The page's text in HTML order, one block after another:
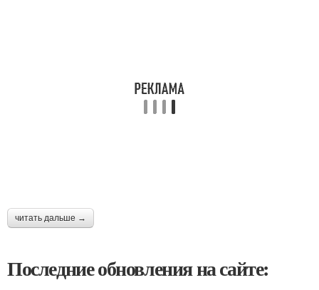
читать дальше →
Последние обновления на сайте: